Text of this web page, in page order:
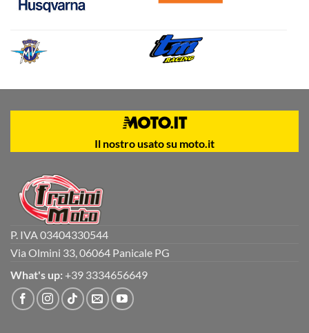
Il nostro usato su moto.it
P. IVA 03404330544
Via Olmini 33, 06064 Panicale PG
What's up: +39 3334656649